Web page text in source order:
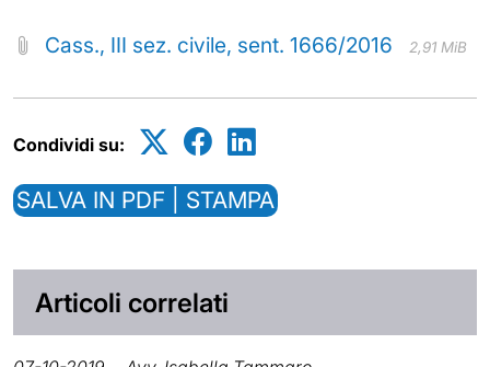
Cass., III sez. civile, sent. 1666/2016 2,91 MiB
Condividi su:
SALVA IN PDF | STAMPA
Articoli correlati